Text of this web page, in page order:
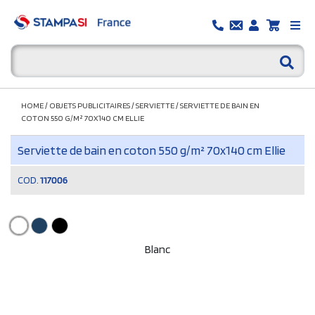
HOME/ OBJETS PUBLICITAIRES/SERVIETTE/SERVIETTE DE BAIN EN
COTON 550 G/M² 70X140 CM ELLIE
Serviette de bain en coton 550 g/m² 70x140 cm Ellie
COD. 117006
Blanc